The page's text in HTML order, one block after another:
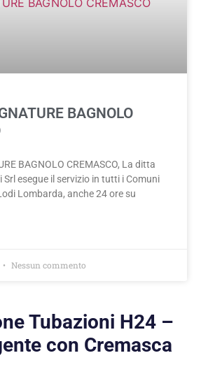
BAGNOLO
BAGNOLO CREMASCO, La ditta
Srl esegue il servizio in tutti i Comuni
Lombarda, anche 24 ore su
Nessun commento
Tubazioni H24 –
con Cremasca